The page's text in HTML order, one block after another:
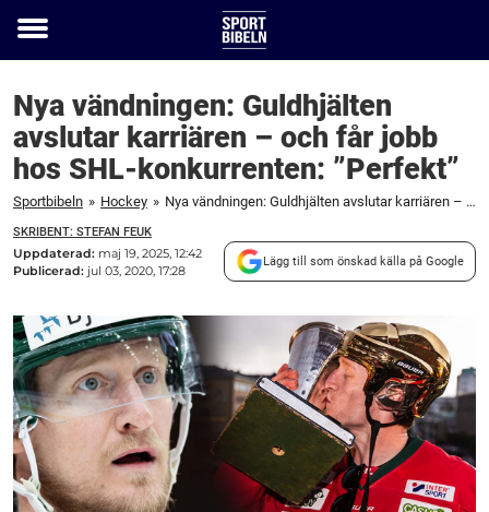
Toggle
Nya vändningen: Guldhjälten
avslutar karriären – och får jobb
hos SHL-konkurrenten: ”Perfekt”
Sportbibeln » Hockey » Nya vändningen: Guldhjälten avslutar karriären – och får jobb hos SHL-konkurrenten: "Perfekt"
SKRIBENT: STEFAN FEUK
Uppdaterad: maj 19, 2025, 12:42
Publicerad: jul 03, 2020, 17:28
Lägg till som önskad källa på Google